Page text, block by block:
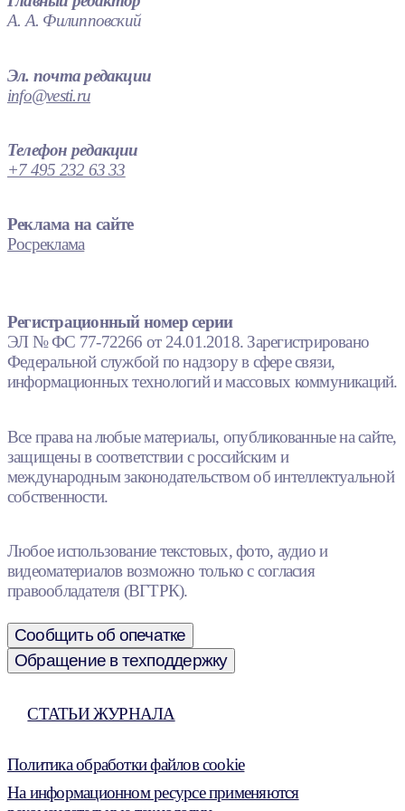
А. А. Филипповский
Эл. почта редакции
info@vesti.ru
Телефон редакции
+7 495 232 63 33
Реклама на сайте
Росреклама
Регистрационный номер серии
ЭЛ № ФС 77-72266 от 24.01.2018. Зарегистрировано
Федеральной службой по надзору в сфере связи,
информационных технологий и массовых коммуникаций.
Все права на любые материалы, опубликованные на сайте,
защищены в соответствии с российским и
международным законодательством об интеллектуальной
собственности.
Любое использование текстовых, фото, аудио и
видеоматериалов возможно только с согласия
правообладателя (ВГТРК).
Сообщить об опечатке
Обращение в техподдержку
СТАТЬИ ЖУРНАЛА
Политика обработки файлов cookie
На информационном ресурсе применяются